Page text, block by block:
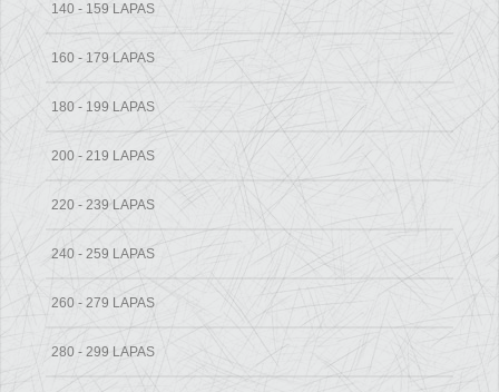
140 - 159 LAPAS
160 - 179 LAPAS
180 - 199 LAPAS
200 - 219 LAPAS
220 - 239 LAPAS
240 - 259 LAPAS
260 - 279 LAPAS
280 - 299 LAPAS